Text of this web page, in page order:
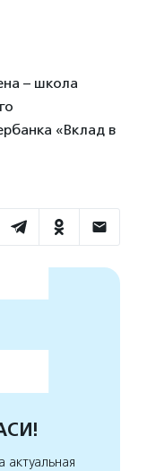
– школа
«Вклад в